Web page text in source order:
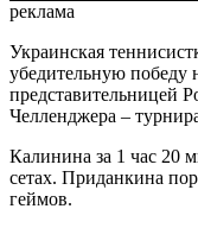
реклама
Украинская
убедительную победу
представительницей
Челленджера –
Калинина за 1 час 20
сетах. Приданкина
геймов.